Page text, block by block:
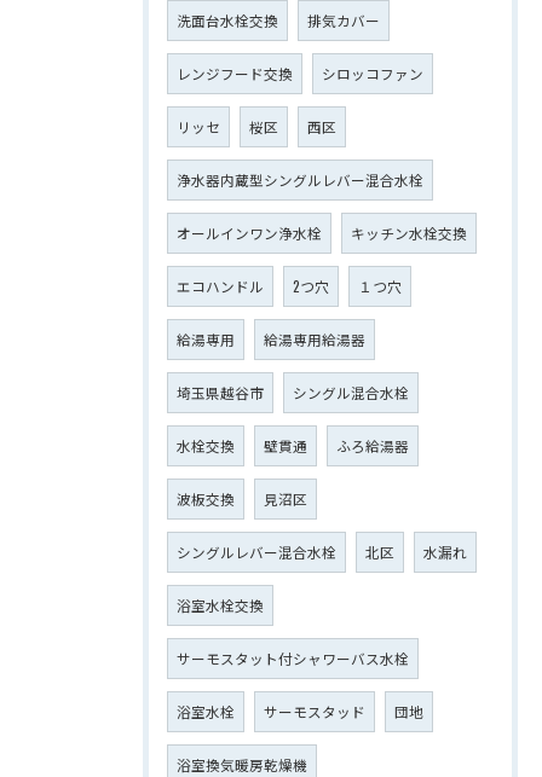
洗面台水栓交換 排気カバー
レンジフード交換 シロッコファン
リッセ 桜区 西区
浄水器内蔵型シングルレバー混合水栓
オールインワン浄水栓 キッチン水栓交換
エコハンドル 2つ穴 １つ穴
給湯専用 給湯専用給湯器
埼玉県越谷市 シングル混合水栓
水栓交換 壁貫通 ふろ給湯器
波板交換 見沼区
シングルレバー混合水栓 北区 水漏れ
浴室水栓交換
サーモスタット付シャワーバス水栓
浴室水栓 サーモスタッド 団地
浴室換気暖房乾燥機